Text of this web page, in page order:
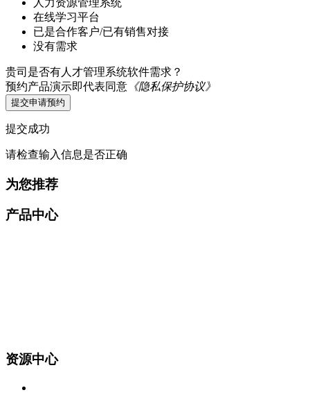
人力资源管理系统
在线学习平台
已是合作客户/已有销售对接
没有需求
贵司是否有人才管理系统软件需求？
预约产品演示即代表同意 《隐私保护协议》
提交申请预约
提交成功
请检查输入信息是否正确
为您推荐
产品中心
资源中心